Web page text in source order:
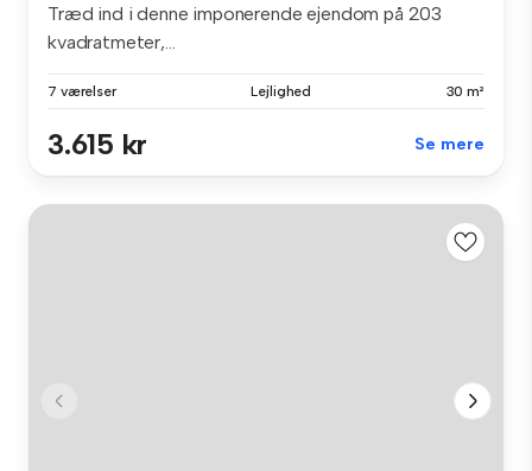
Træd ind i denne imponerende ejendom på 203
kvadratmeter,...
7 værelser Lejlighed 30 m²
3.615 kr Se mere